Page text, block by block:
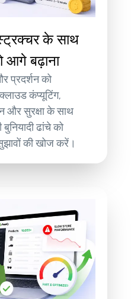
के साथ
आगे बढ़ाना
प्रदर्शन को
कंप्यूटिंग,
और सुरक्षा के साथ
ढांचे को
की खोज करें।